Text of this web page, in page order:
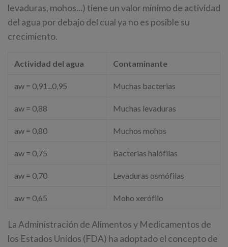
levaduras, mohos...) tiene un valor mínimo de actividad
del agua por debajo del cual ya no es posible su
crecimiento.
Actividad del agua Contaminante
aw = 0,91...0,95 Muchas bacterias
aw = 0,88 Muchas levaduras
aw = 0,80 Muchos mohos
aw = 0,75 Bacterias halófilas
aw = 0,70 Levaduras osmófilas
aw = 0,65 Moho xerófilo
La Administración de Alimentos y Medicamentos de
los Estados Unidos (FDA) ha adoptado el concepto de